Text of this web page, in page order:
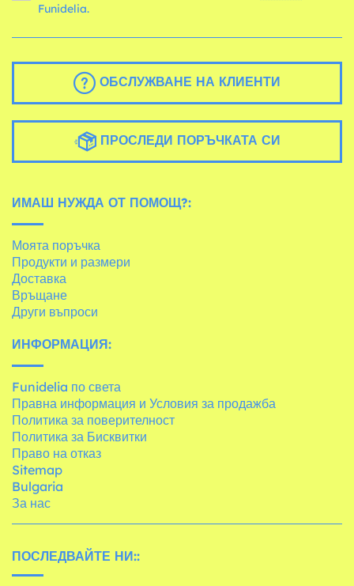
Funidelia.
ОБСЛУЖВАНЕ НА КЛИЕНТИ
ПРОСЛЕДИ ПОРЪЧКАТА СИ
ИМАШ НУЖДА ОТ ПОМОЩ?:
Моята поръчка
Продукти и размери
Доставка
Връщане
Други въпроси
ИНФОРМАЦИЯ:
Funidelia по света
Правна информация и Условия за продажба
Политика за поверителност
Политика за Бисквитки
Право на отказ
Sitemap
Bulgaria
За нас
ПОСЛЕДВАЙТЕ НИ::